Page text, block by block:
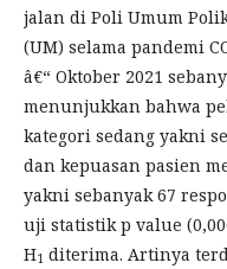
jalan di Poli Umum
(UM) selama pandemi
â€“ Oktober 2021
menunjukkan bahwa
kategori sedang yakni
dan kepuasan pasien
yakni sebanyak 67
uji statistik p value
H1 diterima. Artinya